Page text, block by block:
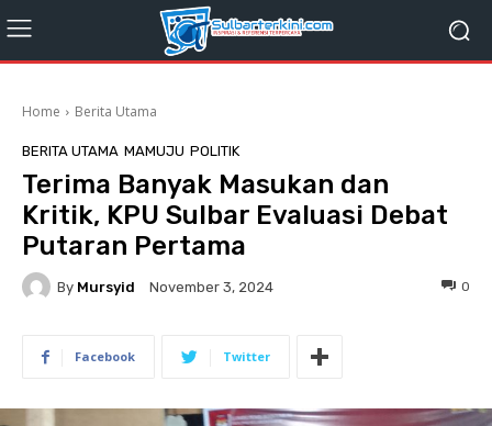
Home Berita Utama
BERITA UTAMA MAMUJU POLITIK
Terima Banyak Masukan dan
Kritik, KPU Sulbar Evaluasi Debat
Putaran Pertama
By Mursyid November 3, 2024 0
Facebook Twitter